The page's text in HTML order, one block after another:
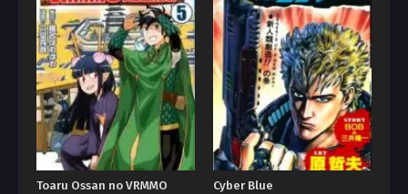
Toaru Ossan no VRMMO
Cyber Blue